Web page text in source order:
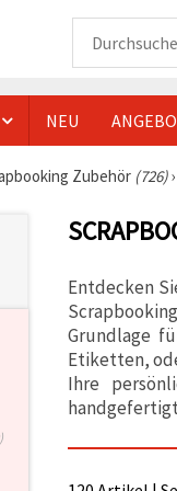
NEU
Zubehör (726)›
Entdecken
Grundlage
Etiketten,
Ihre